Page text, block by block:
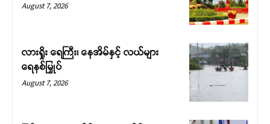
August 7, 2026
လားရှိုး ရေကြီး၊ နေအိမ်နှင့် လယ်များ
ရေနစ်မြှုပ်
August 7, 2026